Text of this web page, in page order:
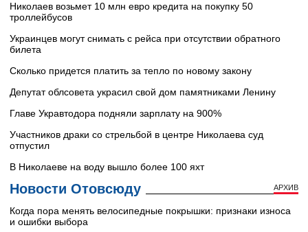
Николаев возьмет 10 млн евро кредита на покупку 50
троллейбусов
Украинцев могут снимать с рейса при отсутствии обратного
билета
Сколько придется платить за тепло по новому закону
Депутат облсовета украсил свой дом памятниками Ленину
Главе Укравтодора подняли зарплату на 900%
Участников драки со стрельбой в центре Николаева суд
отпустил
В Николаеве на воду вышло более 100 яхт
Новости Отовсюду АРХИВ
Когда пора менять велосипедные покрышки: признаки износа
и ошибки выбора